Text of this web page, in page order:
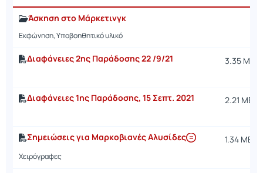
Άσκηση στο Μάρκετινγκ
Εκφώνηση, Υποβοηθητικό υλικό
Διαφάνειες 2ης Παράδοσης 22 /9/21 3.35 MB
Διαφάνειες 1ης Παράδοσης, 15 Σεπτ. 2021 2.21 MB
Σημειώσεις για Μαρκοβιανές Αλυσίδες
Χειρόγραφες
1.34 MB